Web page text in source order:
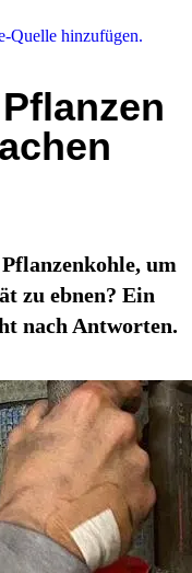
Quelle hinzufügen.
um
zu ebnen? Ein
nach Antworten.